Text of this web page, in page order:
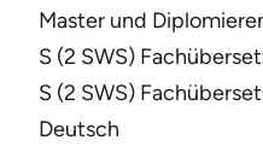
Master und
S (2 SWS)
S (2 SWS)
Deutsch